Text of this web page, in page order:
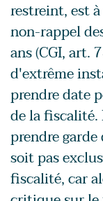
restreint, est
non-rappel
ans (CGI, art.
d'extrême
prendre date
de la
prendre
soit pas
fiscalité, car